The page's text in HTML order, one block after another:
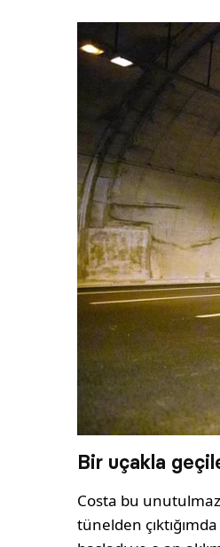
Bir uçakla
Costa bu unutulmaz
tünelden